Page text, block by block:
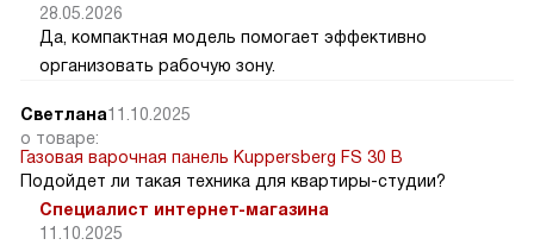
28.05.2026
Да, компактная модель помогает эффективно
организовать рабочую зону.
Светлана11.10.2025
о товаре:
Газовая варочная панель Kuppersberg FS 30 B
Подойдет ли такая техника для квартиры-студии?
Специалист интернет-магазина
11.10.2025